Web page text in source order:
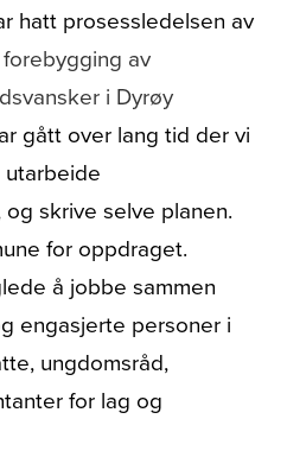
hatt prosessledelsen av
av
i Dyrøy
gått over lang tid der vi
skrive selve planen.
for oppdraget.
å jobbe sammen
engasjerte personer i
ungdomsråd,
for lag og